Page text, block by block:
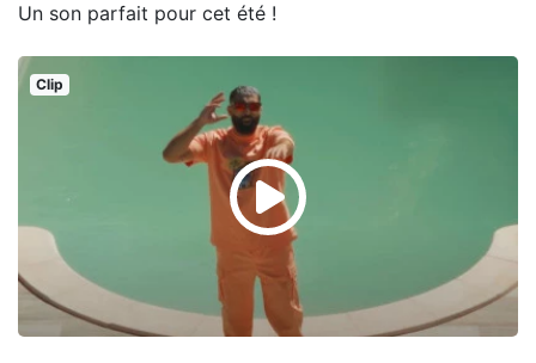
Un son parfait pour cet été !
Clip